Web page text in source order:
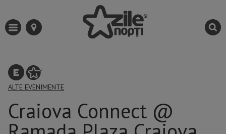
ALTE EVENIMENTE
Craiova Connect @